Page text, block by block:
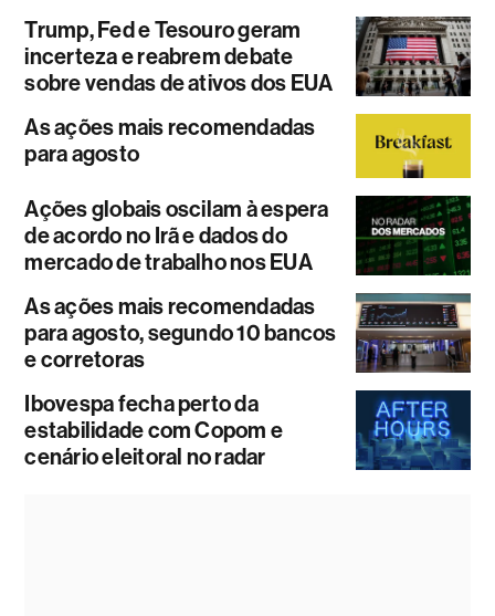
Trump, Fed e Tesouro geram
incerteza e reabrem debate
sobre vendas de ativos dos EUA
As ações mais recomendadas
para agosto
Ações globais oscilam à espera
de acordo no Irã e dados do
mercado de trabalho nos EUA
As ações mais recomendadas
para agosto, segundo 10 bancos
e corretoras
Ibovespa fecha perto da
estabilidade com Copom e
cenário eleitoral no radar